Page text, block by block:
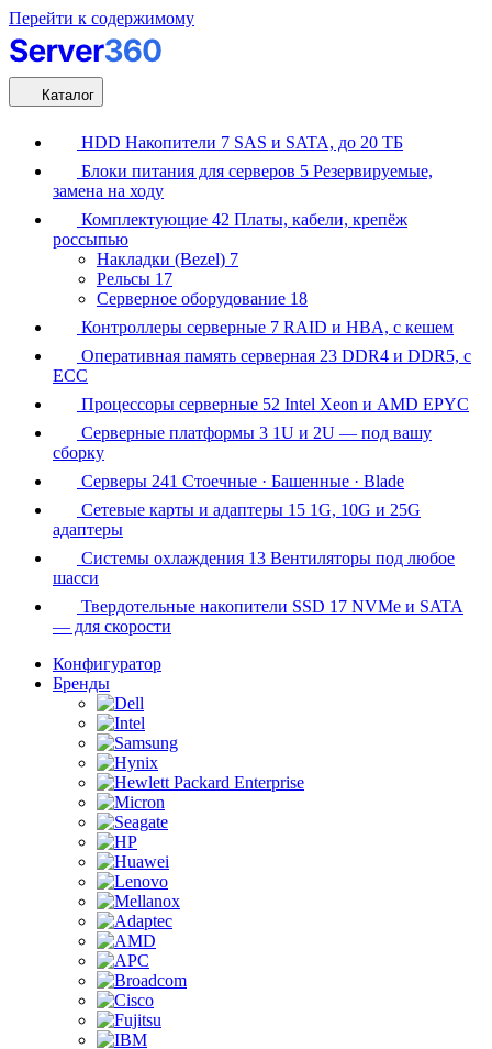
Перейти к содержимому
Каталог
HDD Накопители 7 SAS и SATA, до 20 ТБ
Блоки питания для серверов 5 Резервируемые,
замена на ходу
Комплектующие 42 Платы, кабели, крепёж
россыпью
Накладки (Bezel) 7
Рельсы 17
Серверное оборудование 18
Контроллеры серверные 7 RAID и HBA, с кешем
Оперативная память серверная 23 DDR4 и DDR5, с
ECC
Процессоры серверные 52 Intel Xeon и AMD EPYC
Серверные платформы 3 1U и 2U — под вашу
сборку
Серверы 241 Стоечные · Башенные · Blade
Сетевые карты и адаптеры 15 1G, 10G и 25G
адаптеры
Системы охлаждения 13 Вентиляторы под любое
шасси
Твердотельные накопители SSD 17 NVMe и SATA
— для скорости
Конфигуратор
Бренды